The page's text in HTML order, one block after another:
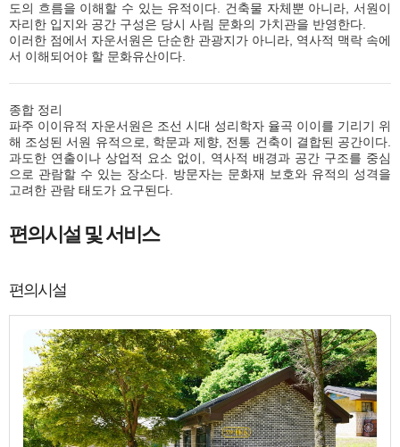
도의 흐름을 이해할 수 있는 유적이다. 건축물 자체뿐 아니라, 서원이
자리한 입지와 공간 구성은 당시 사림 문화의 가치관을 반영한다.
이러한 점에서 자운서원은 단순한 관광지가 아니라, 역사적 맥락 속에
서 이해되어야 할 문화유산이다.
종합 정리
파주 이이유적 자운서원은 조선 시대 성리학자 율곡 이이를 기리기 위
해 조성된 서원 유적으로, 학문과 제향, 전통 건축이 결합된 공간이다.
과도한 연출이나 상업적 요소 없이, 역사적 배경과 공간 구조를 중심
으로 관람할 수 있는 장소다. 방문자는 문화재 보호와 유적의 성격을
고려한 관람 태도가 요구된다.
편의시설 및 서비스
편의시설